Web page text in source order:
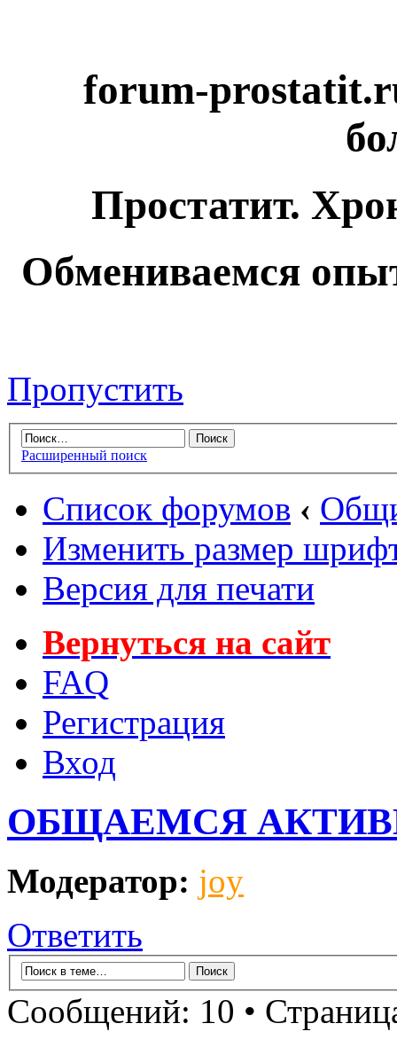
forum-
Простатит.
Обмениваемся
Пропустить
Расширенный поиск
Список форумов ‹
Изменить размер
Версия для печати
Вернуться на сайт
FAQ
Регистрация
Вход
ОБЩАЕМСЯ
Модератор: joy
Ответить
Сообщений: 10 •